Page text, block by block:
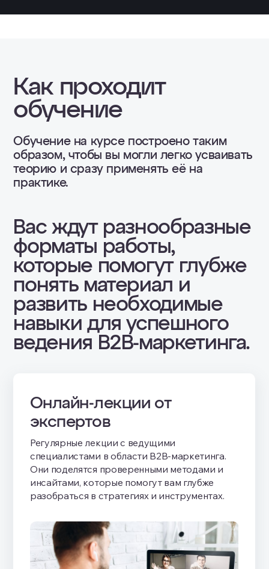
Как проходит
обучение
Обучение на курсе построено таким
образом, чтобы вы могли легко усваивать
теорию и сразу применять её на
практике.
Вас ждут разнообразные
форматы работы,
которые помогут глубже
понять материал и
развить необходимые
навыки для успешного
ведения B2B-маркетинга.
Онлайн-лекции от
экспертов
Регулярные лекции с ведущими
специалистами в области B2B-маркетинга.
Они поделятся проверенными методами и
инсайтами, которые помогут вам глубже
разобраться в стратегиях и инструментах.